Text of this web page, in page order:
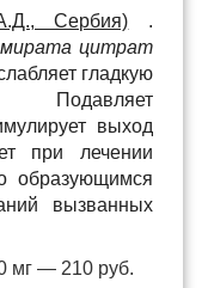
Сербия) .
цитрат
гладкую
Подавляет
выход
при лечении
образующимся
вызванных
мг — 210 руб.